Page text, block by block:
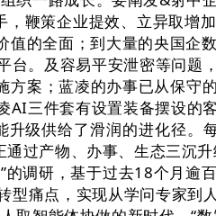
鞭策企业提效、立异取增
的全面；到大量的央国企
。及容易平安泄密等问题
案；蓝凌的办事已从保守
三件套有设置装备摆设的
级供给了滑润的进化径。
过产物、办事、生态三沉
调研，基于过去18个月
痛点，实现从学问专家到